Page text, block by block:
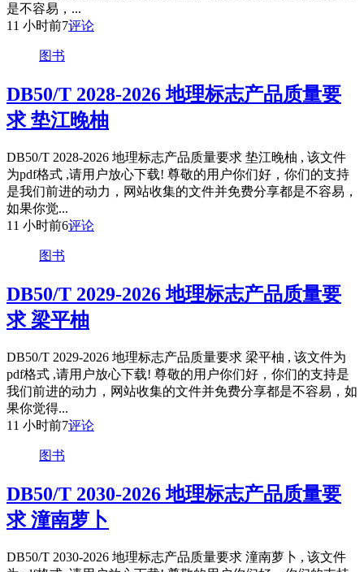
是不容易，...
11 小时前7评论
图书
DB50/T 2028-2026 地理标志产品质量要
求 垫江晚柚
DB50/T 2028-2026 地理标志产品质量要求 垫江晚柚 , 该文件
为pdf格式 ,请用户放心下载! 尊敬的用户你们好，你们的支持
是我们前进的动力，网站收集的文件并免费分享都是不容易，
如果你觉...
11 小时前6评论
图书
DB50/T 2029-2026 地理标志产品质量要
求 梁平柚
DB50/T 2029-2026 地理标志产品质量要求 梁平柚 , 该文件为
pdf格式 ,请用户放心下载! 尊敬的用户你们好，你们的支持是
我们前进的动力，网站收集的文件并免费分享都是不容易，如
果你觉得...
11 小时前7评论
图书
DB50/T 2030-2026 地理标志产品质量要
求 潼南萝卜
DB50/T 2030-2026 地理标志产品质量要求 潼南萝卜 , 该文件